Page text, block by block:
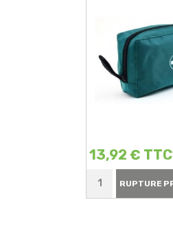
13,92 € TTC
RUPTURE